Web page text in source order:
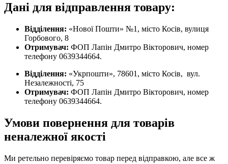
Дані для відправлення товару:
Відділення: «Нової Пошти» №1, місто Косів, вулиця
Горбового, 8
Отримувач: ФОП Лапін Дмитро Вікторович, номер
телефону 0639344664.
Відділення: «Укрпошти», 78601, місто Косів, вул.
Незалежності, 75
Отримувач: ФОП Лапін Дмитро Вікторович, номер
телефону 0639344664.
Умови повернення для товарів
неналежної якості
Ми ретельно перевіряємо товар перед відправкою, але все ж